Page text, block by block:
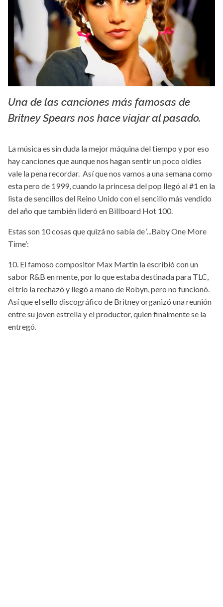
colectivosonoro.com
Una de las canciones más famosas de
Britney Spears nos hace viajar al pasado.
La música es sin duda la mejor máquina del tiempo y por eso
hay canciones que aunque nos hagan sentir un poco oldies
vale la pena recordar. Así que nos vamos a una semana como
esta pero de 1999, cuando la princesa del pop llegó al #1 en la
lista de sencillos del Reino Unido con el sencillo más vendido
del año que también lideró en Billboard Hot 100.
Estas son 10 cosas que quizá no sabía de ‘...Baby One More
Time’:
10. El famoso compositor Max Martin la escribió con un
sabor R&B en mente, por lo que estaba destinada para TLC,
el trío la rechazó y llegó a mano de Robyn, pero no funcionó.
Así que el sello discográfico de Britney organizó una reunión
entre su joven estrella y el productor, quien finalmente se la
entregó.